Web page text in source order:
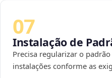
07
Instalação de
Precisa regularizar o
instalações conforme as